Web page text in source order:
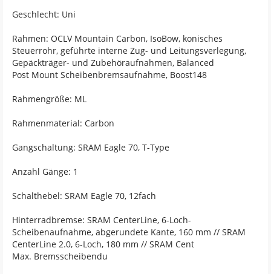
Geschlecht: Uni
Rahmen: OCLV Mountain Carbon, IsoBow, konisches
Steuerrohr, geführte interne Zug- und Leitungsverlegung,
Gepäckträger- und Zubehöraufnahmen, Balanced
Post Mount Scheibenbremsaufnahme, Boost148
Rahmengröße: ML
Rahmenmaterial: Carbon
Gangschaltung: SRAM Eagle 70, T-Type
Anzahl Gänge: 1
Schalthebel: SRAM Eagle 70, 12fach
Hinterradbremse: SRAM CenterLine, 6-Loch-
Scheibenaufnahme, abgerundete Kante, 160 mm // SRAM
CenterLine 2.0, 6-Loch, 180 mm // SRAM Cent
Max. Bremsscheibendu